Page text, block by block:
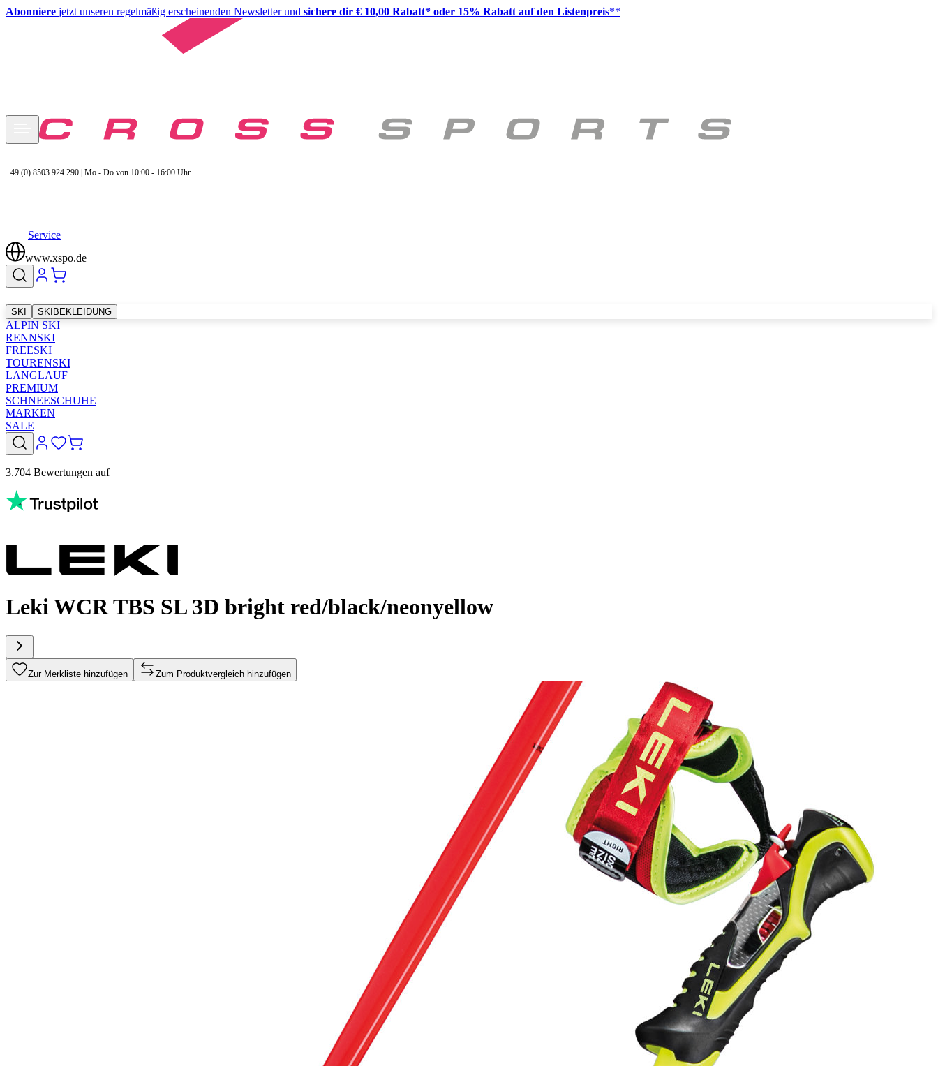
Abonniere jetzt unseren regelmäßig erscheinenden Newsletter und sichere dir € 10,00 Rabatt* oder 15% Rabatt auf den Listenpreis**
+49 (0) 8503 924 290 | Mo - Do von 10:00 - 16:00 Uhr
Service
www.xspo.de
SKI SKIBEKLEIDUNG
ALPIN SKI
RENNSKI
FREESKI
TOURENSKI
LANGLAUF
PREMIUM
SCHNEESCHUHE
MARKEN
SALE
3.704 Bewertungen auf
Leki WCR TBS SL 3D bright red/black/neonyellow
Zur Merkliste hinzufügen Zum Produktvergleich hinzufügen